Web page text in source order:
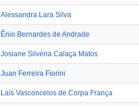
Alessandra Lara Silva
Ênio Bernardes de Andrade
Josiane Silvéria Calaça Matos
Juan Ferreira Fiorini
Laís Vasconcelos de Corpa França